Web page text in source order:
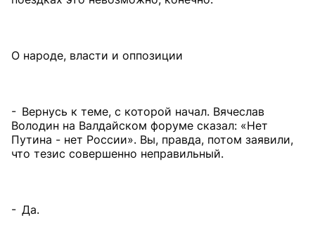
О народе, власти и оппозиции
- Вернусь к теме, с которой начал. Вячеслав
Володин на Валдайском форуме сказал: «Нет
Путина - нет России». Вы, правда, потом заявили,
что тезис совершенно неправильный.
- Да.